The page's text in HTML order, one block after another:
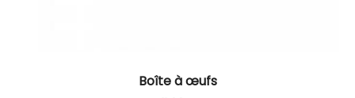
Boîte à œufs